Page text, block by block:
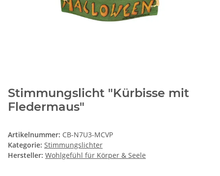
Stimmungslicht "Kürbisse mit
Fledermaus"
Artikelnummer: CB-N7U3-MCVP
Kategorie: Stimmungslichter
Hersteller: Wohlgefühl für Körper & Seele